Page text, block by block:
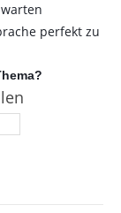
perfekt zu